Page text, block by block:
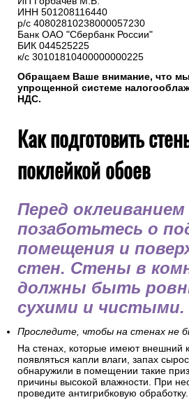
ИНН 501208116440
р/с 40802810238000057230
Банк ОАО "Сбербанк России"
БИК 044525225
к/с 30101810400000000225
Обращаем Ваше внимание, что
упрощенной системе
НДС.
Как подготовить
поклейкой обоев
Перед оклеиванием
позаботьтесь о
помещения и
стен. Стены в
должны быть
сухими и чистыми.
Проследите, чтобы на стенах не
На стенах, которые имеют внешний
появляться капли влаги, запах
обнаружили в помещении такие
причины высокой влажности. При
проведите антигрибковую обработку.